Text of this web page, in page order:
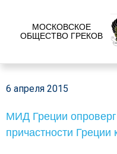
МОСКОВСКОЕ
ОБЩЕСТВО ГРЕКОВ
6 апреля 2015
МИД Греции
причастности Греции